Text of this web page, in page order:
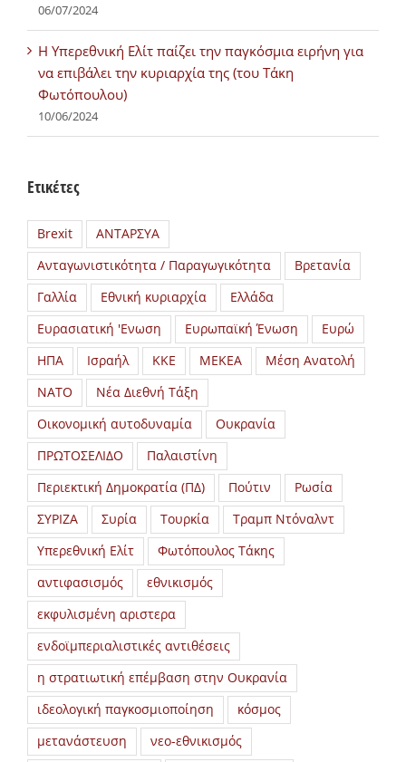
06/07/2024
H Υπερεθνική Ελίτ παίζει την παγκόσμια ειρήνη για
να επιβάλει την κυριαρχία της (του Τάκη
Φωτόπουλου)
10/06/2024
Ετικέτες
Brexit
ΑΝΤΑΡΣΥΑ
Ανταγωνιστικότητα / Παραγωγικότητα
Βρετανία
Γαλλία
Εθνική κυριαρχία
Ελλάδα
Ευρασιατική 'Ενωση
Ευρωπαϊκή Ένωση
Ευρώ
ΗΠΑ
Ισραήλ ΚΚΕ ΜΕΚΕΑ
Μέση Ανατολή
ΝΑΤΟ
Νέα Διεθνή Τάξη
Οικονομική αυτοδυναμία
Ουκρανία
ΠΡΩΤΟΣΕΛΙΔΟ
Παλαιστίνη
Περιεκτική Δημοκρατία (ΠΔ)
Πούτιν
Ρωσία
ΣΥΡΙΖΑ
Συρία Τουρκία
Τραμπ Ντόναλντ
Υπερεθνική Ελίτ
Φωτόπουλος Τάκης
αντιφασισμός
εθνικισμός
εκφυλισμένη αριστερα
ενδοϊμπεριαλιστικές αντιθέσεις
η στρατιωτική επέμβαση στην Ουκρανία
ιδεολογική παγκοσμιοποίηση
κόσμος
μετανάστευση
νεο-εθνικισμός